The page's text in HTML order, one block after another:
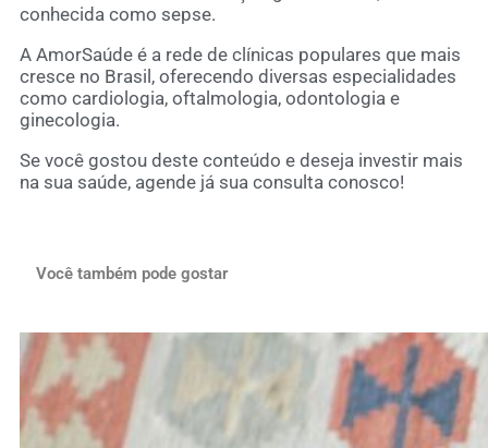
conhecida como sepse.
A AmorSaúde é a rede de clínicas populares que mais
cresce no Brasil, oferecendo diversas especialidades
como cardiologia, oftalmologia, odontologia e
ginecologia.
Se você gostou deste conteúdo e deseja investir mais
na sua saúde, agende já sua consulta conosco!
Você também pode gostar